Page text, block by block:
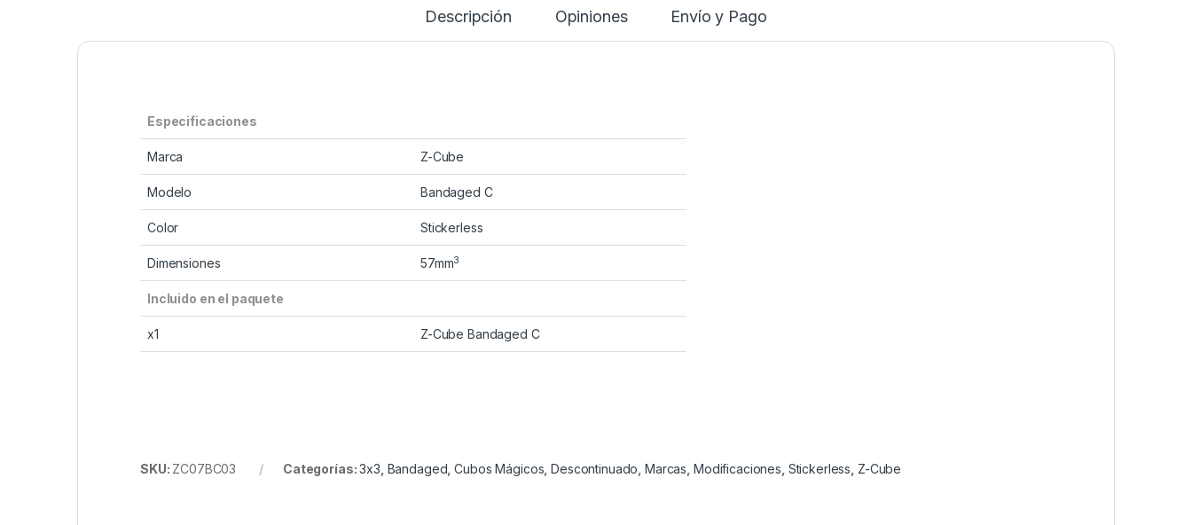
Descripción Opiniones Envío y Pago
Especificaciones
Marca Z-Cube
Modelo Bandaged C
Color Stickerless
Dimensiones 57mm3
Incluido en el paquete
x1 Z-Cube Bandaged C
SKU: ZC07BC03 Categorías:3x3 Bandaged ,Cubos Mágicos ,Descontinuado ,Marcas Modificaciones Stickerless Z-Cube